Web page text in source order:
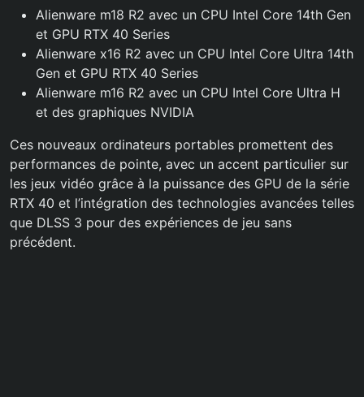
Alienware m18 R2 avec un CPU Intel Core 14th Gen
et GPU RTX 40 Series
Alienware x16 R2 avec un CPU Intel Core Ultra 14th
Gen et GPU RTX 40 Series
Alienware m16 R2 avec un CPU Intel Core Ultra H
et des graphiques NVIDIA
Ces nouveaux ordinateurs portables promettent des
performances de pointe, avec un accent particulier sur
les jeux vidéo grâce à la puissance des GPU de la série
RTX 40 et l’intégration des technologies avancées telles
que DLSS 3 pour des expériences de jeu sans
précédent.